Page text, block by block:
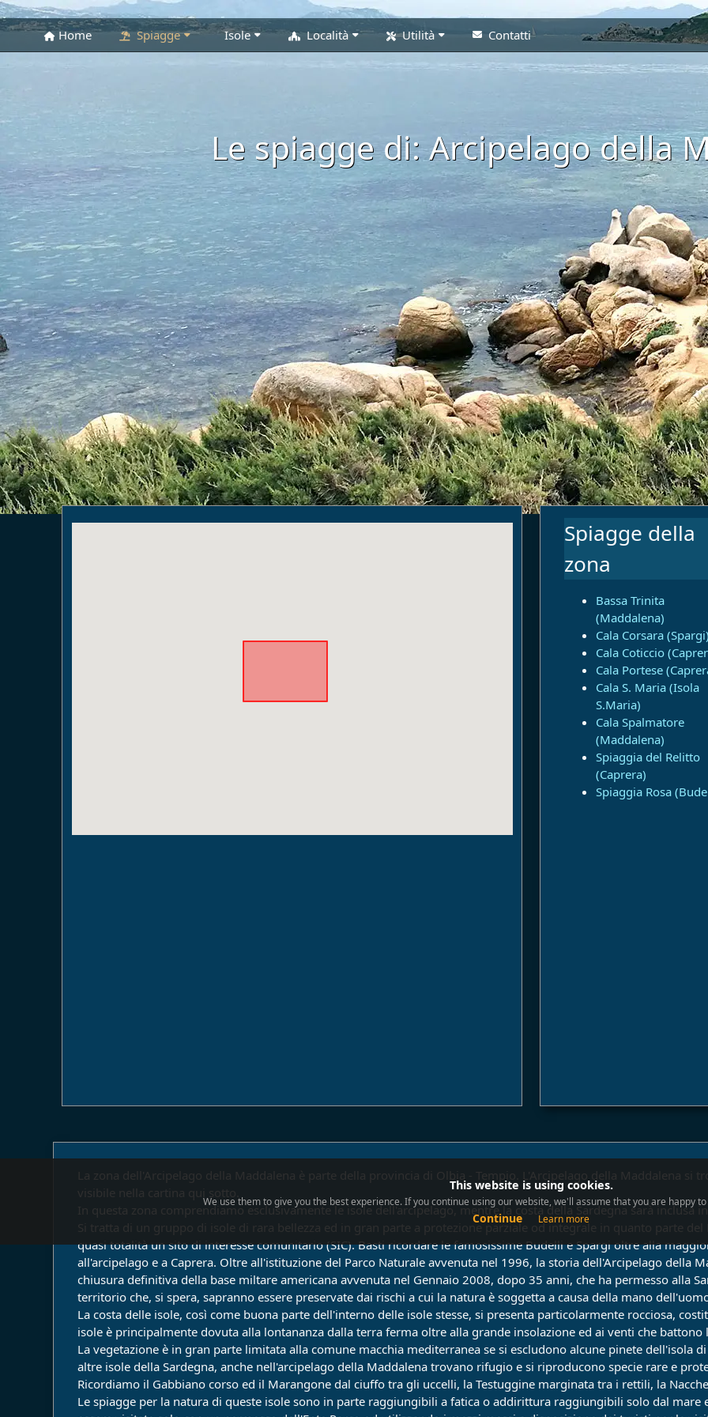
Home Spiagge Isole Località Utilità Contatti
Le spiagge di: Arcipelago della
Spiagge della
zona
Bassa Trinita
(Maddalena)
Cala Corsara
Cala Coticcio
Cala Portese
Cala S. Maria (Isola
S.Maria)
Cala Spalmatore
(Maddalena)
Spiaggia del Relitto
(Caprera)
Spiaggia Rosa
La zona dell'Arcipelago della Maddalena è parte della provincia di Olbia - Tempio. L'Arcipelago della Maddalena si
visibile nella cartina qui sotto.
In questa zona comprendiamo esclusivamente le isole dell'arcipelago, mentre la costa della Sardegna sarà inclusa
Si tratta di un gruppo di isole di rara bellezza ed in gran parte a protezione parziale od integrale in quanto parte
quasi totalità un sito di interesse comunitario (SIC). Basti ricordare le famosissime Budelli e Spargi oltre alla
all'arcipelago e a Caprera. Oltre all'istituzione del Parco Naturale avvenuta nel 1996, la storia dell'Arcipelago della
chiusura definitiva della base miltare americana avvenuta nel Gennaio 2008, dopo 35 anni, che ha permesso alla
territorio che, si spera, sapranno essere preservate dai rischi a cui la natura è soggetta a causa della mano
La costa delle isole, così come buona parte dell'interno delle isole stesse, si presenta particolarmente rocciosa,
isole è principalmente dovuta alla lontananza dalla terra ferma oltre alla grande insolazione ed ai venti che
La vegetazione è in gran parte limitata alla comune macchia mediterranea se si escludono alcune pinete dell'isola
altre isole della Sardegna, anche nell'arcipelago della Maddalena trovano rifugio e si riproducono specie rare e
Ricordiamo il Gabbiano corso ed il Marangone dal ciuffo tra gli uccelli, la Testuggine marginata tra i rettili, la
Le spiagge per la natura di queste isole sono in parte raggiungibili a fatica o addirittura raggiungibili solo dal
This website is using cookies.
We use them to give you the best experience. If you continue using our website, we'll assume that you are happy
Continue Learn more